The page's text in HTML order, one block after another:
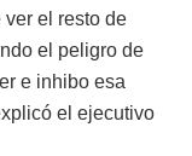
el resto de
el peligro de
e inhibo esa
el ejecutivo